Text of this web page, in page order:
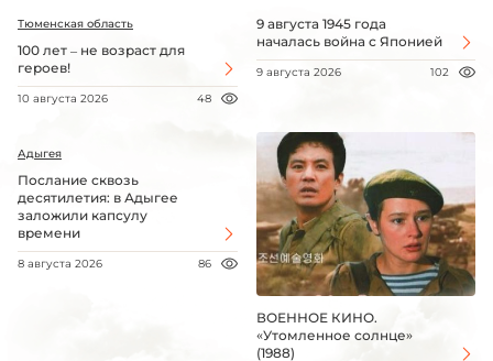
Тюменская область
100 лет – не возраст для
героев!
10 августа 2026 48
9 августа 1945 года
началась война с Японией
9 августа 2026 102
Адыгея
Послание сквозь
десятилетия: в Адыгее
заложили капсулу
времени
8 августа 2026 86
ВОЕННОЕ КИНО.
«Утомленное солнце»
(1988)